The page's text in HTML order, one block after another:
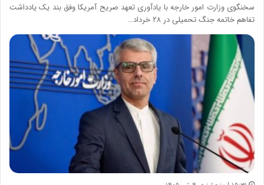
سخنگوی وزارت امور خارجه با یادآوری تعهد صریح آمریکا وفق بند یک یادداشت
تفاهم خاتمه جنگ تحمیلی در ۲۸ خرداد…